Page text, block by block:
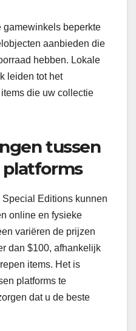
gamewinkels beperkte
aanbieden die
hebben. Lokale
leiden tot het
die uw collectie
tussen
platforms
Editions kunnen
online en fysieke
variëren de prijzen
dan $100, afhankelijk
items. Het is
platforms te
dat u de beste